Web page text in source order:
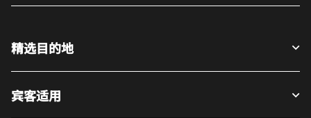
精选目的地
宾客适用